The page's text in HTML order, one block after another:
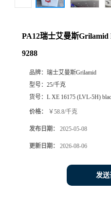
PA12瑞士艾曼斯
9288
品牌： 瑞士艾曼斯Grilamid
型号： 25/千克
货号： L XE 16175 (LVL-5H)
价格： ￥58.8/千克
发布日期： 2025-05-08
更新日期： 2026-08-06
发送